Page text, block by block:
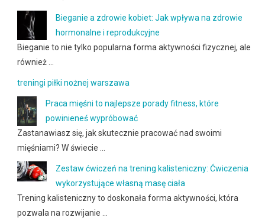
Bieganie a zdrowie kobiet: Jak wpływa na zdrowie
hormonalne i reprodukcyjne
Bieganie to nie tylko popularna forma aktywności fizycznej, ale
również …
treningi piłki nożnej warszawa
Praca mięśni to najlepsze porady fitness, które
powinieneś wypróbować
Zastanawiasz się, jak skutecznie pracować nad swoimi
mięśniami? W świecie …
Zestaw ćwiczeń na trening kalisteniczny: Ćwiczenia
wykorzystujące własną masę ciała
Trening kalisteniczny to doskonała forma aktywności, która
pozwala na rozwijanie …